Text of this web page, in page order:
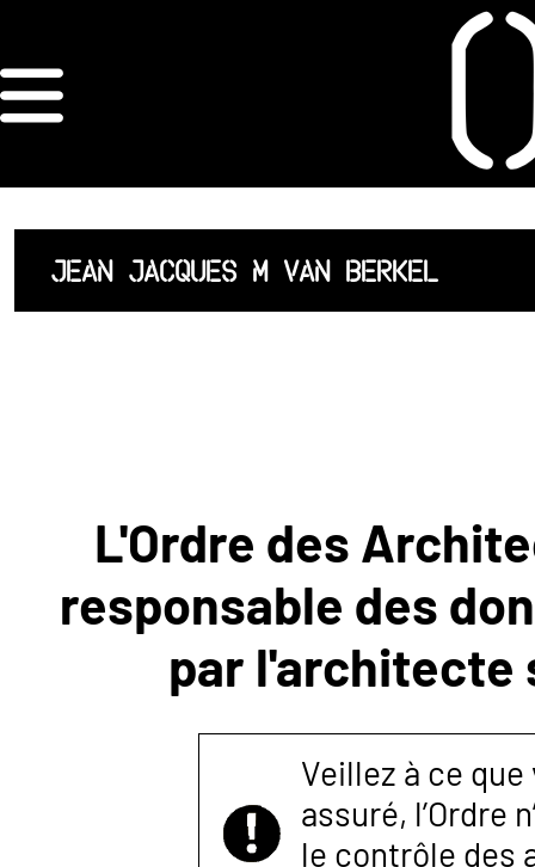
ORDRE DES
ARCHITECTES
ACCUEIL
LISTE DES
NOUS
CONTACTER
JEAN JACQUES M VAN BERKEL
L'Ordre des
responsable des
par l'architecte
Veillez à ce
assuré, l’Ordre
le contrôle des